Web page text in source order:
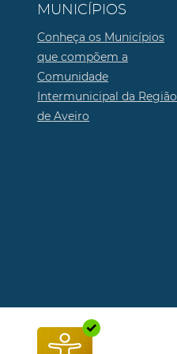
MUNICÍPIOS
Conheça os Municípios
que compõem a
Comunidade
Intermunicipal da Região
de Aveiro